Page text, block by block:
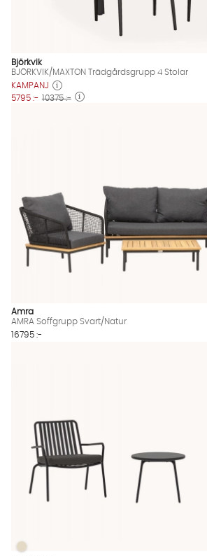
Björkvik
BJÖRKVIK/MAXTON Trädgårdsgrupp 4 Stolar
KAMPANJ
5795 :- 10375 :-
Amra
AMRA Soffgrupp Svart/Natur
16795 :-
ALEJANDRO Loungeset Svart Finns
ALEJANDRO Loungeset Svart